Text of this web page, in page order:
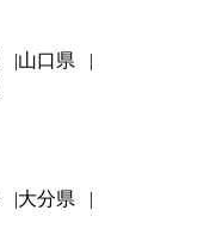
山口県
大分県